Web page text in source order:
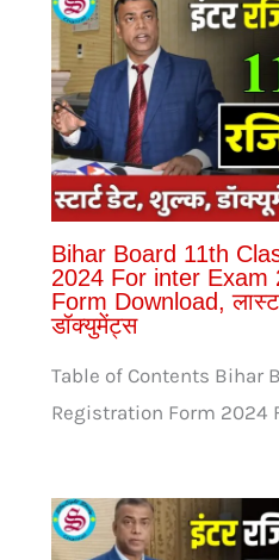
Bihar Board 11th
2024 For inter Exam
Form Download,
डॉक्युमेंट्स
Table of Contents Bihar
Registration Form 2024